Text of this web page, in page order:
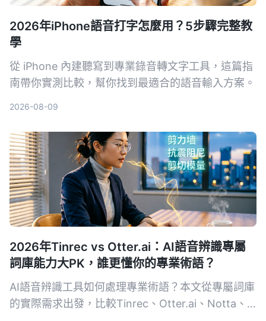
2026年iPhone語音打字怎麼用？5步驟完整教
學
從 iPhone 內建聽寫到專業錄音轉文字工具，這篇指
南帶你實測比較，幫你找到最適合的語音輸入方案。
2026-08-09
2026年Tinrec vs Otter.ai：AI語音辨識專屬
詞庫能力大PK，誰更懂你的專業術語？
AI語音辨識工具如何處理專業術語？本文從專屬詞庫
的實際需求出發，比較Tinrec、Otter.ai、Notta、